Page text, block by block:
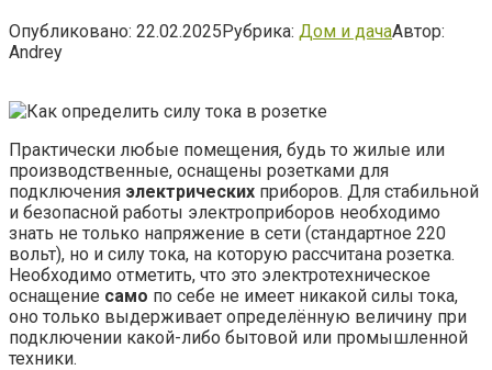
Опубликовано: 22.02.2025Рубрика: Дом и дачаАвтор:
Andrey
Практически любые помещения, будь то жилые или
производственные, оснащены розетками для
подключения электрических приборов. Для стабильной
и безопасной работы электроприборов необходимо
знать не только напряжение в сети (стандартное 220
вольт), но и силу тока, на которую рассчитана розетка.
Необходимо отметить, что это электротехническое
оснащение само по себе не имеет никакой силы тока,
оно только выдерживает определённую величину при
подключении какой-либо бытовой или промышленной
техники.